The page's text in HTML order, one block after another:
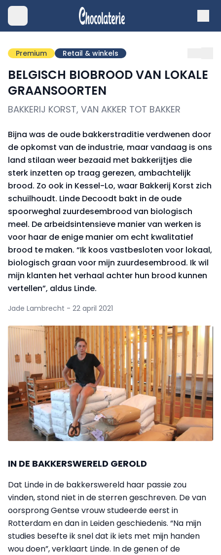
Premium Retail & winkels
BELGISCH BIOBROOD VAN LOKALE
GRAANSOORTEN
BAKKERIJ KORST, VAN AKKER TOT BAKKER
Bijna was de oude bakkerstraditie verdwenen door
de opkomst van de industrie, maar vandaag is ons
land stilaan weer bezaaid met bakkerijtjes die
sterk inzetten op traag gerezen, ambachtelijk
brood. Zo ook in Kessel-Lo, waar Bakkerij Korst zich
schuilhoudt. Linde Decoodt bakt in de oude
spoorweghal zuurdesembrood van biologisch
meel. De arbeidsintensieve manier van werken is
voor haar de enige manier om echt kwalitatief
brood te maken. “Ik koos vastbesloten voor lokaal,
biologisch graan voor mijn zuurdesembrood. Ik wil
mijn klanten het verhaal achter hun brood kunnen
vertellen”, aldus Linde.
Jade Lambrecht - 22 april 2021
IN DE BAKKERSWERELD GEROLD
Dat Linde in de bakkerswereld haar passie zou
vinden, stond niet in de sterren geschreven. De van
oorsprong Gentse vrouw studeerde eerst in
Rotterdam en dan in Leiden geschiedenis. “Na mijn
studies besefte ik snel dat ik iets met mijn handen
wou doen”, verklaart Linde. In de genen of de